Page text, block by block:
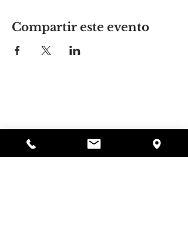
Compartir este evento
978-364-0920